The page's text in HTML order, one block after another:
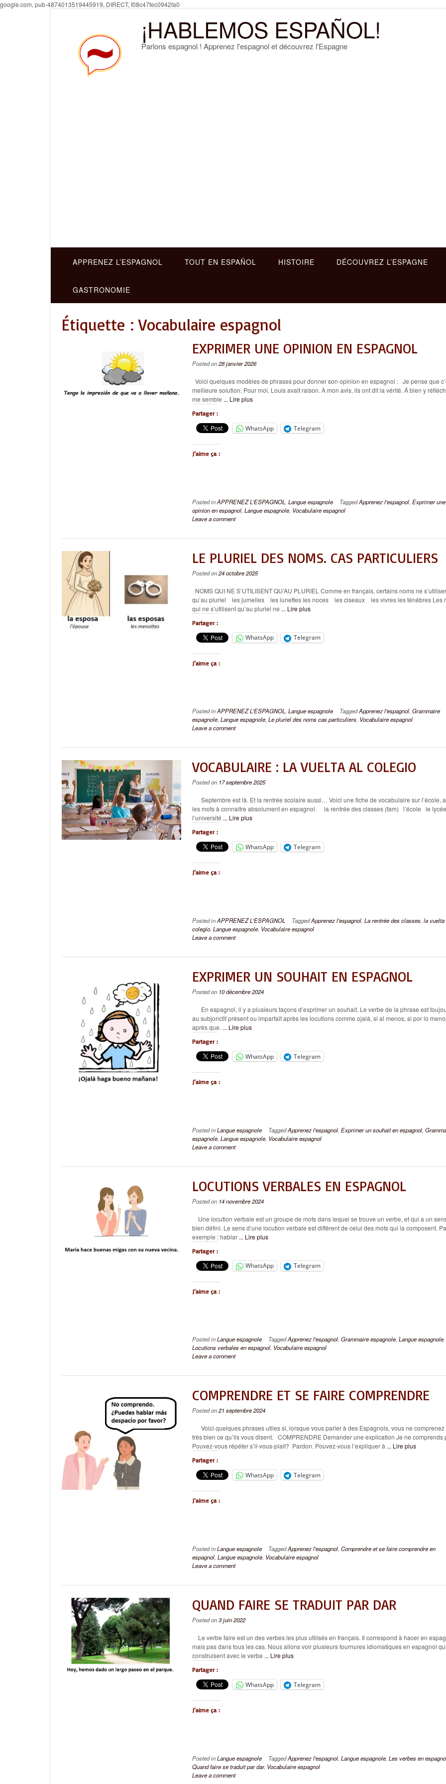
google.com, pub-4874013519445919, DIRECT, f08c47fec0942fa0
content
¡HABLEMOS ESPAÑOL!
Parlons espagnol ! Apprenez l'espagnol et découvrez l'Espagne
APPRENEZ L’ESPAGNOL TOUT EN ESPAÑOL HISTOIRE DÉCOUVREZ L’ESPAGNE
GASTRONOMIE
Étiquette :Vocabulaire espagnol
EXPRIMER UNE OPINION EN ESPAGNOL
Posted on28 janvier 2026
Voici quelques modèles de phrases pour donner son opinion en espagnol : Je pense que
meilleure solution. Pour moi, Louis avait raison. À mon avis, ils ont dit la vérité. Á bien y
me semble ... Lire plus
Partager :
WhatsApp Telegram
J’aime ça :
Posted inAPPRENEZ L'ESPAGNOL , Langue espagnole TaggedApprenez l'espagnol, Exprimer une
opinion en espagnol, Langue espagnole, Vocabulaire espagnol
Leave a comment
LE PLURIEL DES NOMS. CAS PARTICULIERS
Posted on24 octobre 2025
NOMS QUI NE S’UTILISENT QU’AU PLURIEL Comme en français, certains noms ne
qu’au pluriel les jumelles les lunettes les noces les ciseaux les vivres les ténébres Les
qui ne s’utilisent qu’au pluriel ne ... Lire plus
Partager :
WhatsApp Telegram
J’aime ça :
Posted inAPPRENEZ L'ESPAGNOL, Langue espagnole TaggedApprenez l'espagnol, Grammaire
espagnole, Langue espagnole, Le pluriel des noms cas particuliers, Vocabulaire espagnol
Leave a comment
VOCABULAIRE : LA VUELTA AL COLEGIO
Posted on 17 septembre 2025
Septembre est là. Et la rentrée scolaire aussi… Voici une fiche de vocabulaire sur l’école,
les mots à connaître absolument en espagnol. la rentrée des classes (fam) l’école le lycée
l’université ... Lire plus
Partager :
WhatsApp Telegram
J’aime ça :
Posted inAPPRENEZ L'ESPAGNOL TaggedApprenez l'espagnol, La rentrée des classes, la vuelta
colegio, Langue espagnole, Vocabulaire espagnol
Leave a comment
EXPRIMER UN SOUHAIT EN ESPAGNOL
Posted on 10 décembre 2024
En espagnol, il y a plusieurs façons d’exprimer un souhait. Le verbe de la phrase est
au subjonctif présent ou imparfait après les locutions comme ojalá, si al menos, si por lo
après que. ... Lire plus
Partager :
WhatsApp Telegram
J’aime ça :
Posted inLangue espagnole TaggedApprenez l'espagnol, Exprimer un souhait en espagnol,
espagnole, Langue espagnole, Vocabulaire espagnol
Leave a comment
LOCUTIONS VERBALES EN ESPAGNOL
Posted on 14 novembre 2024
Une locution verbale est un groupe de mots dans lequel se trouve un verbe, et qui a un
bien défini. Le sens d’une locution verbale est différent de celui des mots qui la composent.
exemple : hablar ... Lire plus
Partager :
WhatsApp Telegram
J’aime ça :
Posted inLangue espagnole TaggedApprenez l'espagnol, Grammaire espagnole, Langue espagnole,
Locutions verbales en espagnol, Vocabulaire espagnol
Leave a comment
COMPRENDRE ET SE FAIRE COMPRENDRE
Posted on21 septembre 2024
Voici quelques phrases utiles si, lorsque vous parler à des Espagnols, vous ne comprenez
très bien ce qu’ils vous disent. COMPRENDRE Demander une explication Je ne comprends
Pouvez-vous répéter s’il-vous-plait? Pardon. Pouvez-vous l’expliquer à ... Lire plus
Partager :
WhatsApp Telegram
J’aime ça :
Posted inLangue espagnole TaggedApprenez l'espagnol, Comprendre et se faire comprendre en
espagnol, Langue espagnole, Vocabulaire espagnol
Leave a comment
QUAND FAIRE SE TRADUIT PAR DAR
Posted on3 juin 2022
Le verbe faire est un des verbes les plus utilisés en français. Il correspond à hacer en
mais pas dans tous les cas. Nous allons voir plusieurs tournures idiomatiques en espagnol
construisent avec le verbe ... Lire plus
Partager :
WhatsApp Telegram
J’aime ça :
Posted inLangue espagnole TaggedApprenez l'espagnol, Langue espagnole, Les verbes en
Quand faire se traduit par dar, Vocabulaire espagnol
Leave a comment